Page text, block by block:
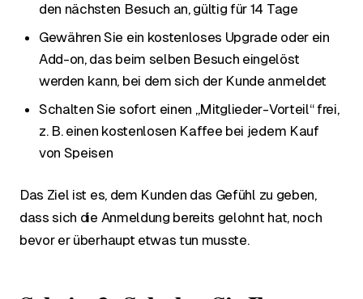
den nächsten Besuch an, gültig für 14 Tage
Gewähren Sie ein kostenloses Upgrade oder ein
Add-on, das beim selben Besuch eingelöst
werden kann, bei dem sich der Kunde anmeldet
Schalten Sie sofort einen „Mitglieder-Vorteil“ frei,
z. B. einen kostenlosen Kaffee bei jedem Kauf
von Speisen
Das Ziel ist es, dem Kunden das Gefühl zu geben,
dass sich die Anmeldung bereits gelohnt hat, noch
bevor er überhaupt etwas tun musste.